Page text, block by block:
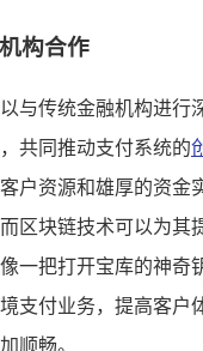
构合作
与传统金融机构进行
共同推动支付系统的
户资源和雄厚的资金
区块链技术可以为其
一把打开宝库的神奇
支付业务，提高客户
顺畅。